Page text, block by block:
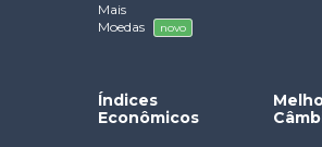
Mais
Moedas
novo
Índices
Econômicos